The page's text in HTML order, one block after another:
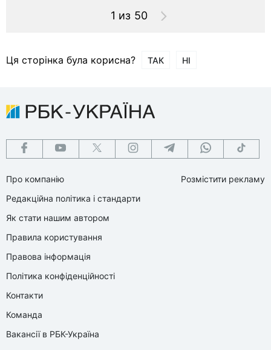
1 из 50
Ця сторінка була корисна? ТАК НІ
Про компанію
Редакційна політика і стандарти
Як стати нашим автором
Правила користування
Правова інформація
Політика конфіденційності
Контакти
Команда
Вакансії в РБК-Україна
Розмістити рекламу